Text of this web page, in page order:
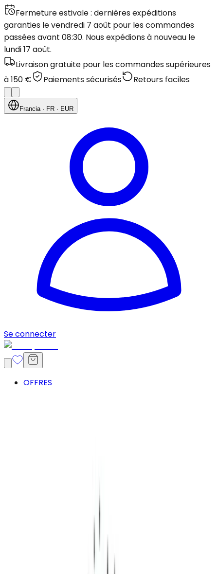
Fermeture estivale : dernières expéditions
garanties le vendredi 7 août pour les commandes
passées avant 08:30. Nous expédions à nouveau le
lundi 17 août.
Livraison gratuite pour les commandes supérieures
à 150 €
Paiements sécurisés Retours faciles
Francia· FR · EUR
Se connecter
OFFRES